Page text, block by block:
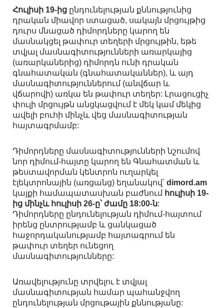
Հուլիսի 19-ից ընդունելության քննությունից
դրական միավոր ստացած, սակայն մրցույթից
դուրս մնացած դիմորդները կարող են
մասնակցել թափուր տեղերի մրցույթին, եթե
տվյալ մասնագիտությունների առարկայից
(առարկաներից) դիմորդն ունի դրական
գնահատական (գնահատականներ), և այդ
մասնագիտություններում (անվճար և
վճարովի) առկա են թափուր տեղեր: Լրացուցիչ
փուլի մրցույթն անցկացվում է մեկ կամ մեկից
ավելի բուհի մինչև վեց մասնագիտության
հայտագրմամբ:
Դիմորդները մասնագիտությունների նշումով
նոր դիմում-հայտը կարող են Գնահատման և
թեստավորման կենտրոն ուղարկել
էլեկտրոնային (առցանց) եղանակով՝ dimord.am
կայքի համապատասխան բաժնում հուլիսի 19-
ից մինչև հուլիսի 26-ը՝ ժամը 18:00-ն:
Դիմորդները ընդունելության դիմում-հայտում
իրենց ընտրությամբ և ցանկացած
հաջորդականությամբ հայտագրում են
թափուր տեղեր ունեցող
մասնագիտությունները:
Առավելությունը տրվելու է տվյալ
մասնագիտության համար պահանջվող
ընդունելության մրցութային քննությանը: